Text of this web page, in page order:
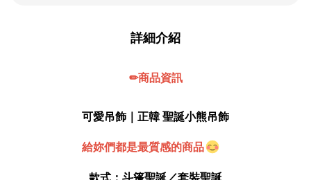
詳細介紹
✏商品資訊
可愛吊飾｜正韓 聖誕小熊吊飾
給妳們都是最質感的商品
款式：斗篷聖誕／套裝聖誕